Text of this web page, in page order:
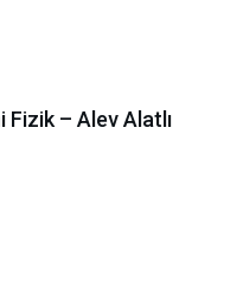
Fizik – Alev Alatlı